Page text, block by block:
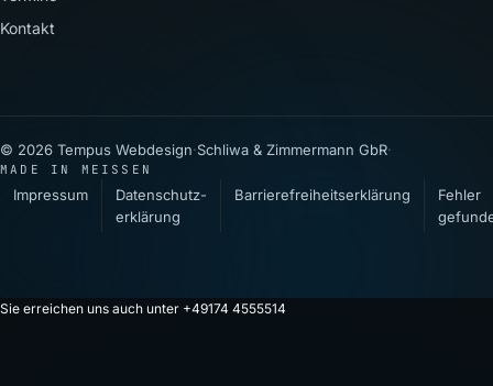
Kontakt
© 2026 Tempus Webdesign·Schliwa & Zimmermann GbR·
MADE IN MEISSEN
Impressum
Datenschutz­
erklärung
Barrierefreiheitserklärung
Fehler
Sie erreichen uns auch unter +49174 4555514